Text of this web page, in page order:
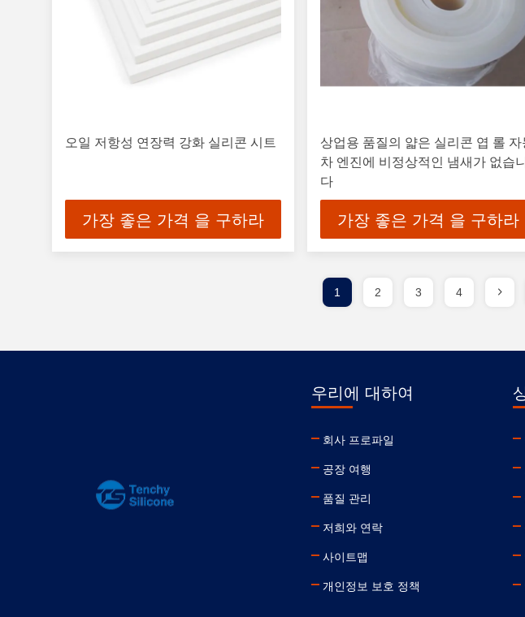
오일 저항성 연장력 강화 실리콘 시트
가장 좋은 가격 을 구하라
상업용 품질의 얇은 실리콘 엽 롤 자
차 엔진에 비정상적인 냄새가 없습니
다
가장 좋은 가격 을 구하라
1 2 3 4
우리에 대하여
회사 프로파일
공장 여행
품질 관리
저희와 연락
사이트맵
개인정보 보호 정책